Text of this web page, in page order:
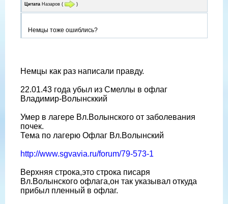
Цитата Назаров ( )
Немцы тоже ошиблись?
Немцы как раз написали правду.
22.01.43 года убыл из Смеллы в офлаг
Владимир-Волынсккий
Умер в лагере Вл.Волынского от заболевания
почек.
Тема по лагерю Офлаг Вл.Волынский
http://www.sgvavia.ru/forum/79-573-1
Верхняя строка,это строка писаря
Вл.Волынского офлага,он так указывал откуда
прибыл пленный в офлаг.